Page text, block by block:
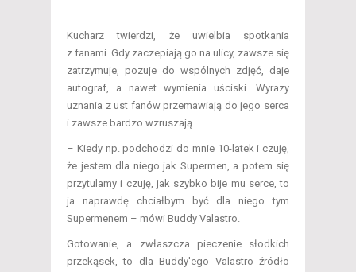
Kucharz twierdzi, że uwielbia spotkania
z fanami. Gdy zaczepiają go na ulicy, zawsze się
zatrzymuje, pozuje do wspólnych zdjęć, daje
autograf, a nawet wymienia uściski. Wyrazy
uznania z ust fanów przemawiają do jego serca
i zawsze bardzo wzruszają.
– Kiedy np. podchodzi do mnie 10-latek i czuję,
że jestem dla niego jak Supermen, a potem się
przytulamy i czuję, jak szybko bije mu serce, to
ja naprawdę chciałbym być dla niego tym
Supermenem – mówi Buddy Valastro.
Gotowanie, a zwłaszcza pieczenie słodkich
przekąsek, to dla Buddy'ego Valastro źródło